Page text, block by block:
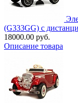
(G333GG) с
18000.00 руб.
Описание товара